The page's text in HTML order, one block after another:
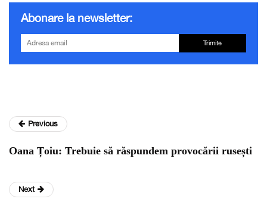
Abonare la newsletter:
Trimite
Previous
Oana Țoiu: Trebuie să răspundem provocării rusești
Next